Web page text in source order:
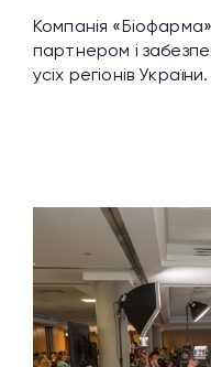
Компанія
партнером і
усіх регіонів України.